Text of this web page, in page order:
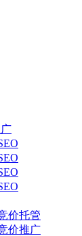
价托管
价推广